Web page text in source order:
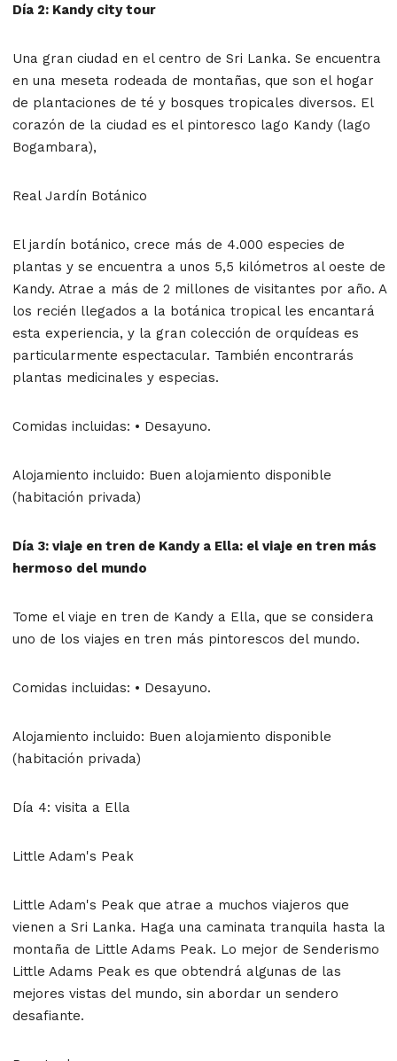
Día 2: Kandy city tour
Una gran ciudad en el centro de Sri Lanka. Se encuentra
en una meseta rodeada de montañas, que son el hogar
de plantaciones de té y bosques tropicales diversos. El
corazón de la ciudad es el pintoresco lago Kandy (lago
Bogambara),
Real Jardín Botánico
El jardín botánico, crece más de 4.000 especies de
plantas y se encuentra a unos 5,5 kilómetros al oeste de
Kandy. Atrae a más de 2 millones de visitantes por año. A
los recién llegados a la botánica tropical les encantará
esta experiencia, y la gran colección de orquídeas es
particularmente espectacular. También encontrarás
plantas medicinales y especias.
Comidas incluidas: • Desayuno.
Alojamiento incluido: Buen alojamiento disponible
(habitación privada)
Día 3: viaje en tren de Kandy a Ella: el viaje en tren más
hermoso del mundo
Tome el viaje en tren de Kandy a Ella, que se considera
uno de los viajes en tren más pintorescos del mundo.
Comidas incluidas: • Desayuno.
Alojamiento incluido: Buen alojamiento disponible
(habitación privada)
Día 4: visita a Ella
Little Adam's Peak
Little Adam's Peak que atrae a muchos viajeros que
vienen a Sri Lanka. Haga una caminata tranquila hasta la
montaña de Little Adams Peak. Lo mejor de Senderismo
Little Adams Peak es que obtendrá algunas de las
mejores vistas del mundo, sin abordar un sendero
desafiante.